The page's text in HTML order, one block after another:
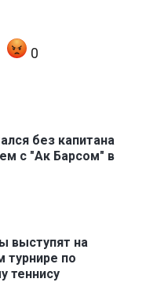
0
без капитана
с "Ак Барсом" в
выступят на
турнире по
теннису